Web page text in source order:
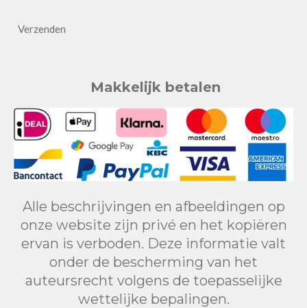
Verzenden
Makkelijk betalen
Alle beschrijvingen en afbeeldingen op
onze website zijn privé en het kopiëren
ervan is verboden. Deze informatie valt
onder de bescherming van het
auteursrecht volgens de toepasselijke
wettelijke bepalingen.